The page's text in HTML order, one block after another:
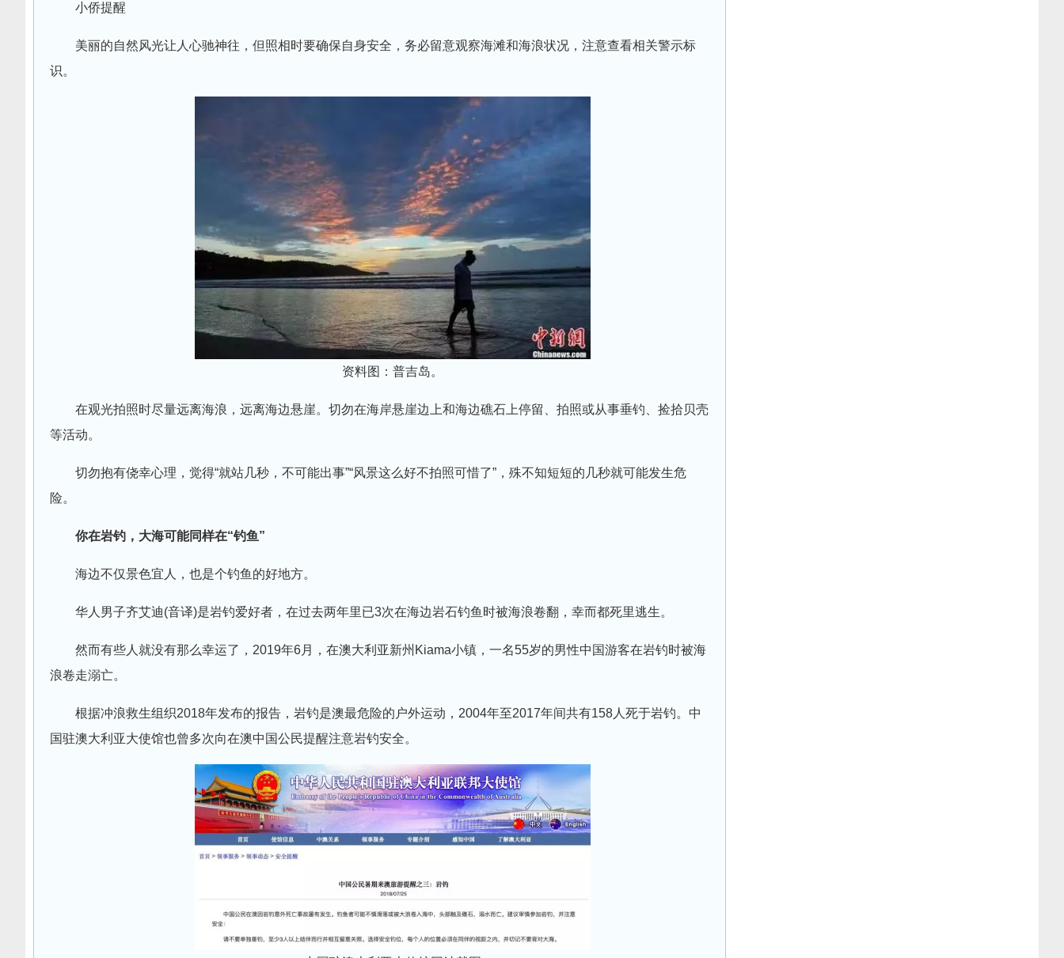
小侨提醒
美丽的自然风光让人心驰神往，但照相时要确保自身安全，务必留意观察海滩和海浪状况，注意查看相关警示标
识。
资料图：普吉岛。
在观光拍照时尽量远离海浪，远离海边悬崖。切勿在海岸悬崖边上和海边礁石上停留、拍照或从事垂钓、捡拾贝壳
等活动。
切勿抱有侥幸心理，觉得“就站几秒，不可能出事”“风景这么好不拍照可惜了”，殊不知短短的几秒就可能发生危
险。
你在岩钓，大海可能同样在“钓鱼”
海边不仅景色宜人，也是个钓鱼的好地方。
华人男子齐艾迪(音译)是岩钓爱好者，在过去两年里已3次在海边岩石钓鱼时被海浪卷翻，幸而都死里逃生。
然而有些人就没有那么幸运了，2019年6月，在澳大利亚新州Kiama小镇，一名55岁的男性中国游客在岩钓时被海
浪卷走溺亡。
根据冲浪救生组织2018年发布的报告，岩钓是澳最危险的户外运动，2004年至2017年间共有158人死于岩钓。中
国驻澳大利亚大使馆也曾多次向在澳中国公民提醒注意岩钓安全。